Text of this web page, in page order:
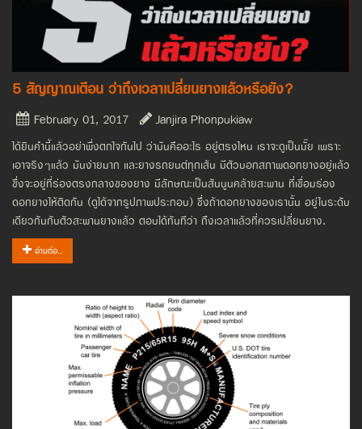
5 สัญญาณเตือน ว่าถึงเวลาเปลี่ยนยางแล้วหรือยัง?
February 01, 2017
Janjira Phonpukiaw
ได้ยินคำนี้แล้วอย่าพึ่งตกใจกันไป ว่ามันคืออะไร อยู่ตรงไหน เราจะดูเป็นมั๊ย เพราะ
เอาจริงๆแล้ว มันง่ายมาก และยางรถยนต์ทุกเส้น มีตัวบอกสภาพดอกยางอยู่แล้ว
ซึ่งจะอยู่ที่ร่องตรงกลางของยาง มีลักษณะเป็นสันนูนคล้ายสะพาน ที่เชื่อมร่อง
ดอกยางให้ติดกัน (ดูได้จากรูปภาพประกอบ) ซึ่งถ้าดอกยางของเรานั้น อยู่ในระดับ
เดียวกันกับตัวสะพานยางแล้ว ตอบได้ทันทีว่า ถึงเวลาแล้วที่ควรเปลี่ยนยาง.
อ่านต่อ..